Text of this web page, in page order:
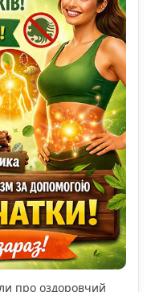
про оздоровчий